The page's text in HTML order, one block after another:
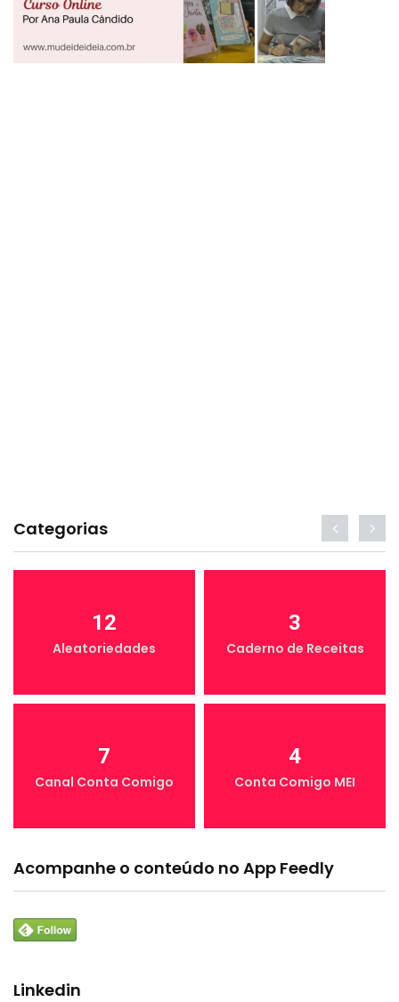
Categorias
12
Aleatoriedades
3
Caderno de Receitas
7
Canal Conta Comigo
4
Conta Comigo MEI
Acompanhe o conteúdo no App Feedly
Linkedin